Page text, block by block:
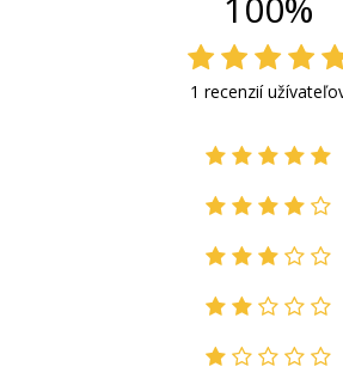
1 recenzií